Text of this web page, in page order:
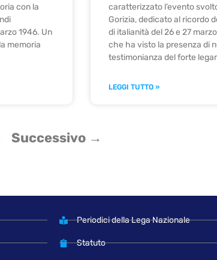
con la
1946. Un
memoria
caratterizzato l’evento
Gorizia, dedicato al ricordo
di italianità del 26 e 27
che ha visto la presenza di
testimonianza del forte
LEGGI TUTTO »
Successivo →
Periodici della Lega Nazionale
Statuto